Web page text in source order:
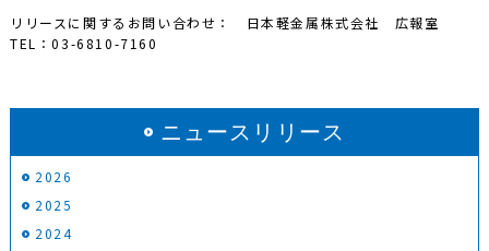
リリースに関するお問い合わせ： 日本軽金属株式会社 広報室
TEL：03-6810-7160
ニュースリリース
2026
2025
2024